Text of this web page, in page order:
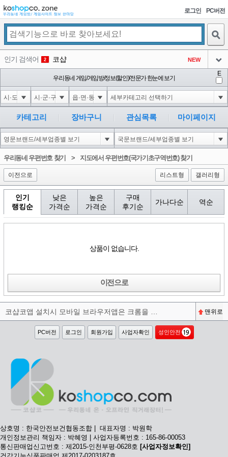
로그인 PC버전
인기 검색어 2 코샵 NEW
1'||DBMS_PIPE.RECEIVE_MESSAGE(CHR(98)||CHR(98)||CHR(98),15)||'
아이콘
4 1-1); waitfor delay '0:0:15' --
아이콘
5 1*if(now()=sysdate(),sleep(15),0)
아이콘
3
6 1'"
아이콘
3
1
우리동네 게임/게임방/정보(할인)/전문가 한눈에 보기
E
카테고리 장바구니 관심목록 마이페이지
우리동네 우편번호 찾기 > 지도에서 우편번호(국가기초구역번호) 찾기
이전으로 리스트형 갤러리형
인기
랭킹순
낮은
가격순
높은
가격순
구매
후기순
가나다순 역순
상품이 없습니다.
이전으로
맨위로
PC버전 로그인 회원가입 사업자확인 성인안전
상호명 : 한국안전보건협동조합 | 대표자명 : 박원학
개인정보관리 책임자 : 박혜영 | 사업자등록번호 : 165-86-00053
통신판매업신고번호 : 제2015-인천부평-0628호 [사업자정보확인]